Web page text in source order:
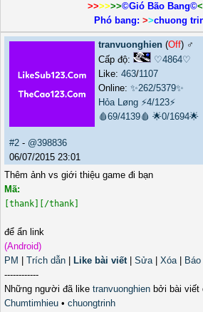
>>>>>>©Gió Bão Bang©
Phó bang: >>chuong
tranvuonghien (Off) ♂️
Cấp độ:
♡4864♡
Like: 463/1107
Online: ✨262/5379✨
Hỏa Løng ⚡4/123⚡
🩸69/4139🩸 🌟0/1694🌟
#2 - @398836
06/07/2015 23:01
Thêm ảnh vs giới thiệu game đi bạn
Mã:
[thank][/thank]
để ẩn link
(Android)
PM
Trích dẫn Like bài viết| Sửa| Xóa|
------------
Những người đã like tranvuonghien bởi bài viết
Chumtimhieu • chuongtrinh